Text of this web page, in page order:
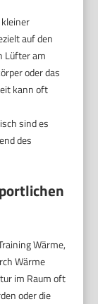
auf den
Lüfter am
oder das
kann oft
sind es
des
Wärme,
Wärme
im Raum oft
oder die